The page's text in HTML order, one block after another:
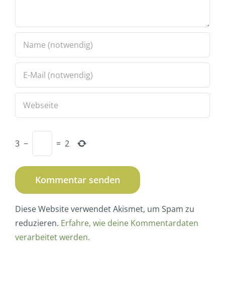
3 − = 2
Diese Website verwendet Akismet, um Spam zu
reduzieren. Erfahre, wie deine Kommentardaten
verarbeitet werden.